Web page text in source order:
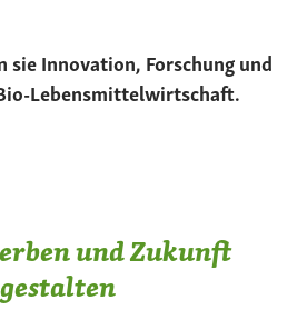
sie Innovation, Forschung und
Lebensmittelwirtschaft.
und Zukunft
gestalten